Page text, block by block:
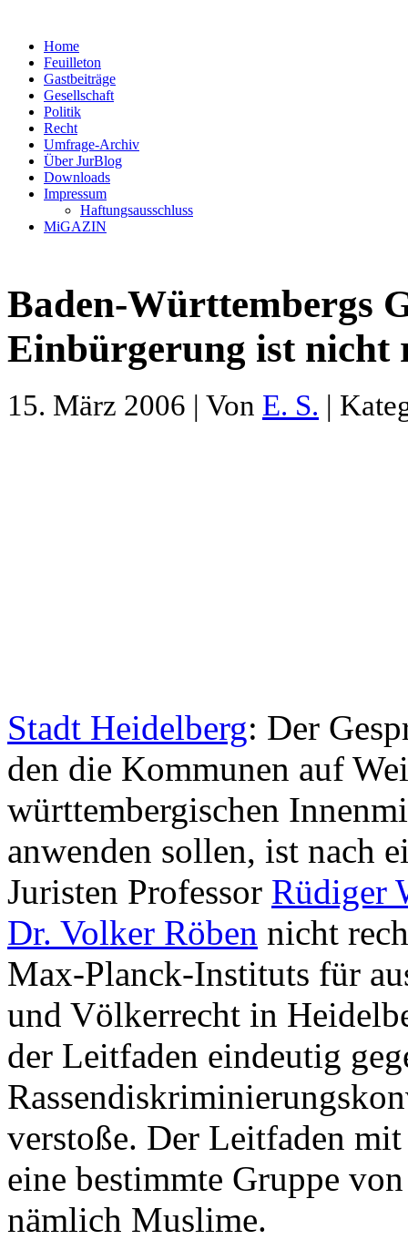
Home
Feuilleton
Gastbeiträge
Gesellschaft
Politik
Recht
Umfrage-Archiv
Über JurBlog
Downloads
Impressum
Haftungsausschluss
MiGAZIN
Baden-Württembergs
Einbürgerung ist nicht
15. März 2006 | Von E. S. |
Stadt Heidelberg: Der
den die Kommunen auf
württembergischen
anwenden sollen, ist nach
Juristen Professor Rüdiger
Dr. Volker Röben nicht
Max-Planck-Instituts für
und Völkerrecht in
der Leitfaden eindeutig
verstoße. Der Leitfaden
eine bestimmte Gruppe
nämlich Muslime.